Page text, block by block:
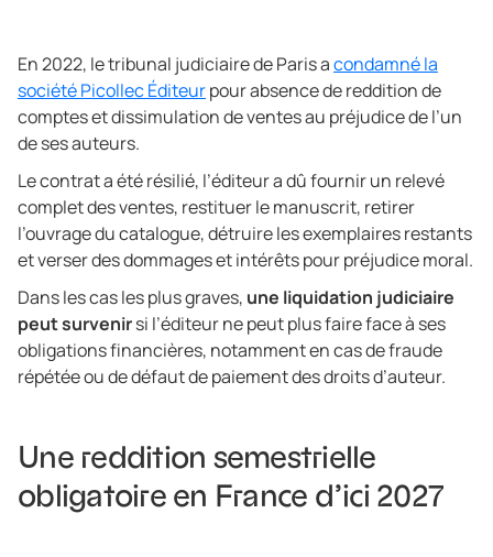
En 2022, le tribunal judiciaire de Paris acondamné la
société Picollec Éditeurpour absence de reddition de
comptes et dissimulation de ventes au préjudice de l’un
de ses auteurs.
Le contrat a été résilié, l’éditeur a dû fournir un relevé
complet des ventes, restituer le manuscrit, retirer
l’ouvrage du catalogue, détruire les exemplaires restants
et verser des dommages et intérêts pour préjudice moral.
Dans les cas les plus graves, une liquidation judiciaire
peut survenirsi l’éditeur ne peut plus faire face à ses
obligations financières, notamment en cas de fraude
répétée ou de défaut de paiement des droits d’auteur.
Une reddition semestrielle
obligatoire en France d’ici 2027